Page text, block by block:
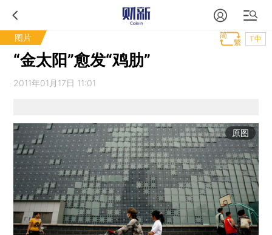
图片 T中
“金太阳”愈发“鸡肋”
2011年01月17日 11:01
原图